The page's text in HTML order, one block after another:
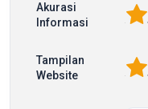
Akurasi
Informasi
2
Tampilan
Website
2